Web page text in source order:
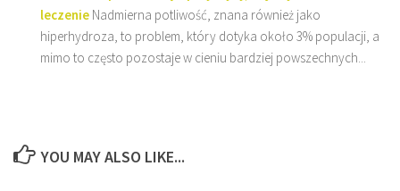
leczenie Nadmierna potliwość, znana również jako
hiperhydroza, to problem, który dotyka około 3% populacji, a
mimo to często pozostaje w cieniu bardziej powszechnych...
YOU MAY ALSO LIKE...